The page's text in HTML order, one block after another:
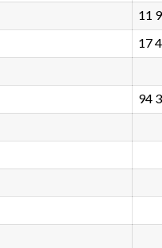
11
17
94